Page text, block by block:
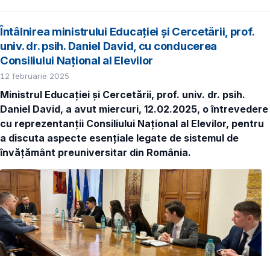
Întâlnirea ministrului Educației și Cercetării, prof.
univ. dr. psih. Daniel David, cu conducerea
Consiliului Național al Elevilor
12 februarie 2025
Ministrul Educației și Cercetării, prof. univ. dr. psih.
Daniel David, a avut miercuri, 12.02.2025, o întrevedere
cu reprezentanții Consiliului Național al Elevilor, pentru
a discuta aspecte esențiale legate de sistemul de
învățământ preuniversitar din România.